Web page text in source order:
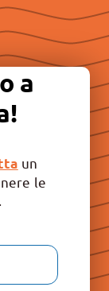
a
un
le
per
la
e